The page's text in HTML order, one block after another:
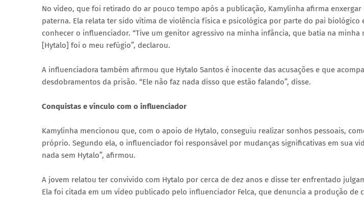
No vídeo, que foi retirado do ar pouco tempo após a publicação, Kamylinha afirma
paterna. Ela relata ter sido vítima de violência física e psicológica por parte do pai biológico
conhecer o influenciador. “Tive um genitor agressivo na minha infância, que batia na minha
[Hytalo] foi o meu refúgio”, declarou.
A influenciadora também afirmou que Hytalo Santos é inocente das acusações e que
desdobramentos da prisão. “Ele não faz nada disso que estão falando”, disse.
Conquistas e vínculo com o influenciador
Kamylinha mencionou que, com o apoio de Hytalo, conseguiu realizar sonhos pessoais,
próprio. Segundo ela, o influenciador foi responsável por mudanças significativas em sua
nada sem Hytalo”, afirmou.
A jovem relatou ter convivido com Hytalo por cerca de dez anos e disse ter enfrentado
Ela foi citada em um vídeo publicado pelo influenciador Felca, que denuncia a produção de